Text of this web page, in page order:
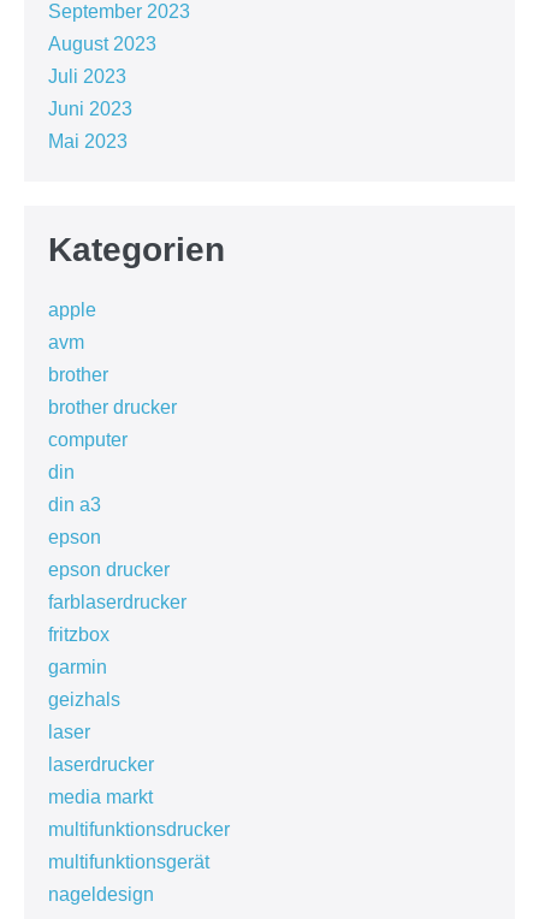
September 2023
August 2023
Juli 2023
Juni 2023
Mai 2023
Kategorien
apple
avm
brother
brother drucker
computer
din
din a3
epson
epson drucker
farblaserdrucker
fritzbox
garmin
geizhals
laser
laserdrucker
media markt
multifunktionsdrucker
multifunktionsgerät
nageldesign